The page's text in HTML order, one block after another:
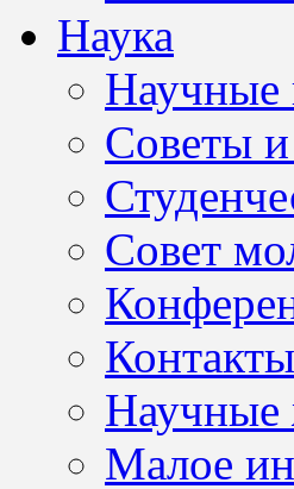
Наука
Научные
Советы
Совет
Контакты
Малое